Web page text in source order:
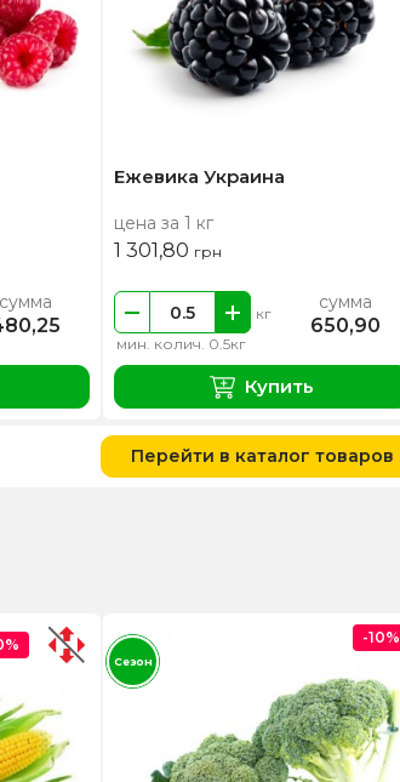
сумма
Ежевика Украина
цена за 1 кг
1 301,80 грн
мин. колич. 0.5кг
кг сумма
650,90
Купить
Перейти в каталог товаров
-10%
Сезон